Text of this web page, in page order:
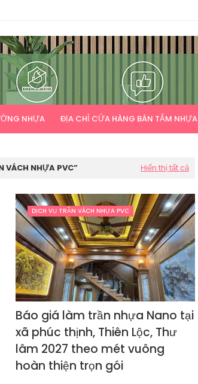
NHỰA ĐỊA CHỈ CỬA HÀNG BÁN TẤM NHỰA
VÁCH NHỰA PVC Hiển thị tất cả
DỊCH VỤ TRẦN VÁCH NHỰA PVC
Báo giá làm trần nhựa Nano tại
xã phúc thịnh, Thiên Lộc, Thư
lâm 2027 theo mét vuông
hoàn thiện trọn gói